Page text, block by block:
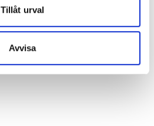
Tillåt urval
Avvisa